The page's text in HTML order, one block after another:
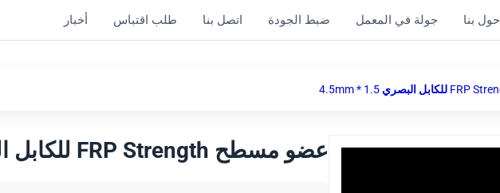
حول بنا جولة في المعمل ضبط الجودة اتصل بنا طلب اقتباس أخبار
عضو مسطح FRP Strength للكابل البصري 1.5 * 4.5mm